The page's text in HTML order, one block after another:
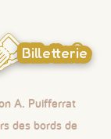
Billetterie
A. Puifferrat
des bords de